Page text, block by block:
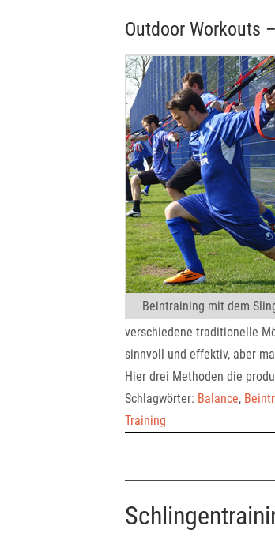
Outdoor Workouts
Beintraining mit dem
verschiedene traditionelle
sinnvoll und effektiv, aber
Hier drei Methoden die
Schlagwörter: Balance,
Training